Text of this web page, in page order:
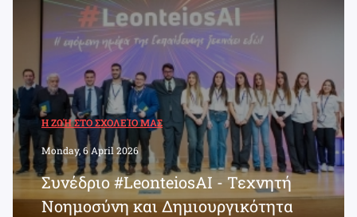
Η ΖΩΉ ΣΤΟ ΣΧΟΛΕΊΟ ΜΑΣ
Monday, 6 April 2026
Συνέδριο #LeonteiosAI - Τεχνητή
Νοημοσύνη και Δημιουργικότητα